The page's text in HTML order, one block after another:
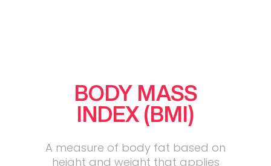
BODY MASS
INDEX (BMI)
A measure of body fat based on
height and weight that applies